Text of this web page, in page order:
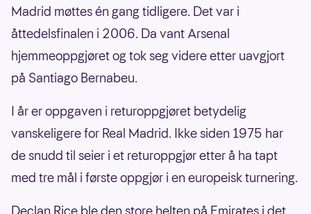
Madrid møttes én gang tidligere. Det var i
åttedelsfinalen i 2006. Da vant Arsenal
hjemmeoppgjøret og tok seg videre etter uavgjort
på Santiago Bernabeu.
I år er oppgaven i returoppgjøret betydelig
vanskeligere for Real Madrid. Ikke siden 1975 har
de snudd til seier i et returoppgjør etter å ha tapt
med tre mål i første oppgjør i en europeisk turnering.